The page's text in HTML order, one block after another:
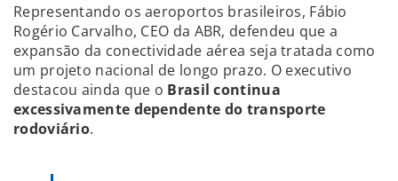
Representando os aeroportos brasileiros, Fábio
Rogério Carvalho, CEO da ABR, defendeu que a
expansão da conectividade aérea seja tratada como
um projeto nacional de longo prazo. O executivo
destacou ainda que o Brasil continua
excessivamente dependente do transporte
rodoviário.